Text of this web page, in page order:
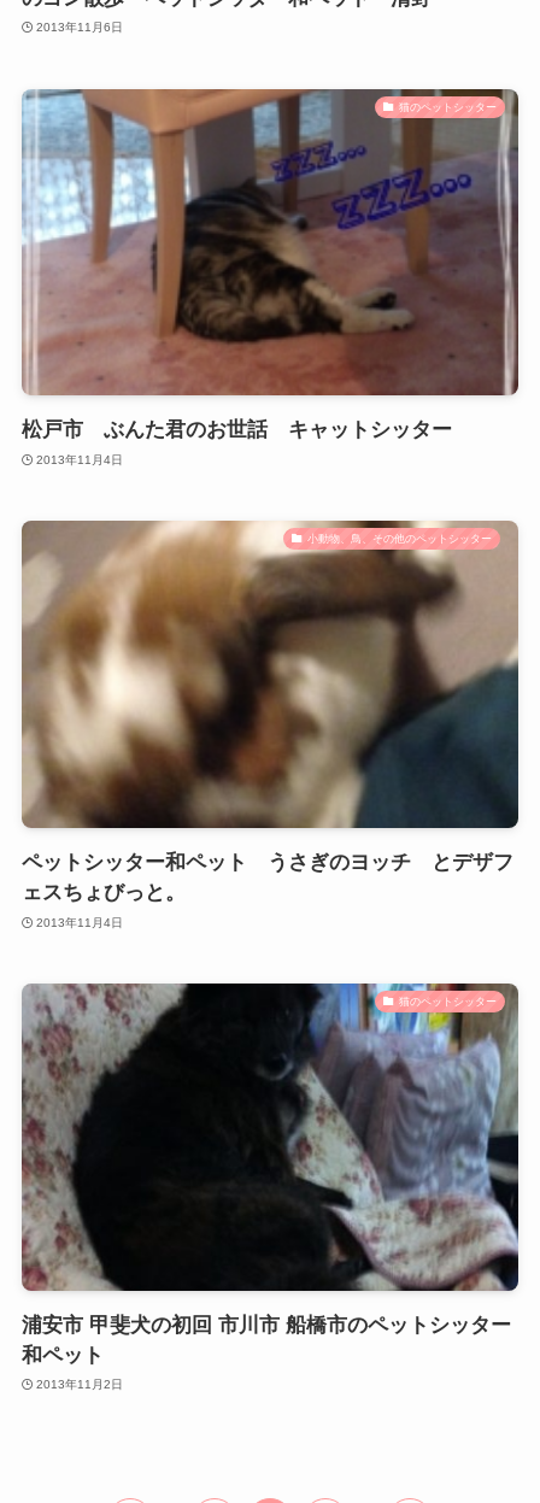
2013年11月6日
猫のペットシッター
松戸市 ぶんた君のお世話 キャットシッター
2013年11月4日
小動物、鳥、その他のペットシッター
ペットシッター和ペット うさぎのヨッチ とデザフ
ェスちょびっと。
2013年11月4日
猫のペットシッター
浦安市 甲斐犬の初回 市川市 船橋市のペットシッター
和ペット
2013年11月2日